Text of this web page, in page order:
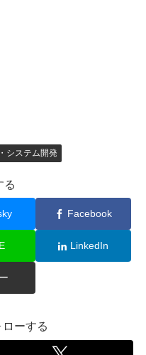
システム開発
る
Facebook
LinkedIn
ローする